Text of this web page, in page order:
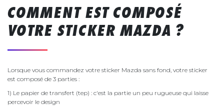
COMMENT EST COMPOSÉ
VOTRE STICKER MAZDA ?
Lorsque vous commandez votre sticker Mazda sans fond, votre sticker
est composé de 3 parties :
1) Le papier de transfert (tep) : c'est la partie un peu rugueuse qui laisse
percevoir le design